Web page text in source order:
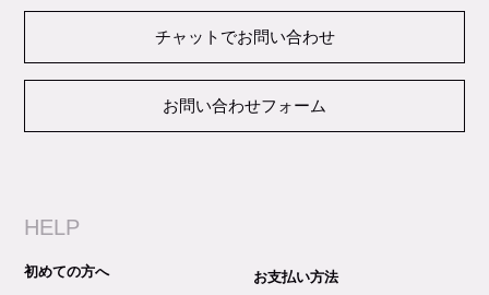
チャットでお問い合わせ
お問い合わせフォーム
HELP
初めての方へ お支払い方法